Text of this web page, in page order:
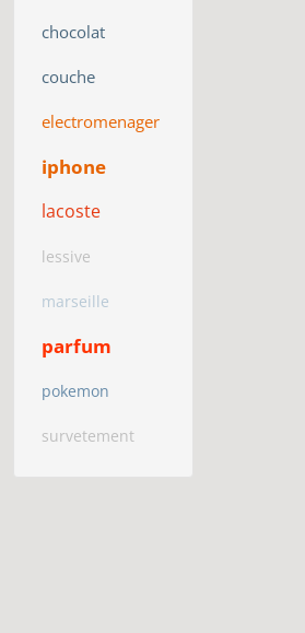
chocolat
couche
electromenager
iphone
lacoste
lessive
marseille
parfum
pokemon
survetement